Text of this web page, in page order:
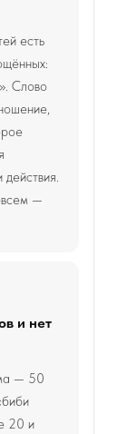
есть
Слово
—
и нет
— 50
20 и